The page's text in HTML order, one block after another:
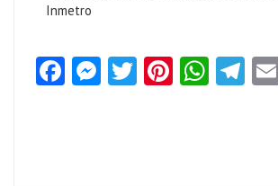
Inmetro
Fa M T Pi W Te